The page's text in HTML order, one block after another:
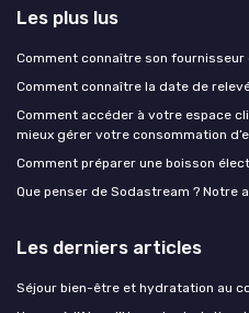
Les plus lus
Comment connaître son fournisseur
Comment connaître la date de
Comment accéder à votre espace
mieux gérer votre consommation
Comment préparer une boisson
Que penser de Sodastream ? Notre
Les derniers articles
Séjour bien-être et hydratation au